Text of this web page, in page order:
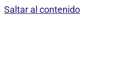
Saltar al contenido